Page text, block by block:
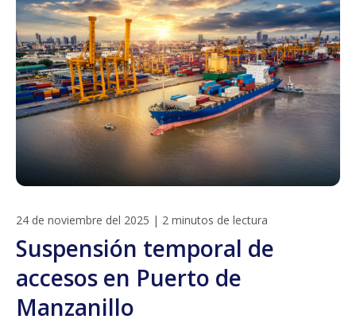
24 de noviembre del 2025 | 2 minutos de lectura
Suspensión temporal de
accesos en Puerto de
Manzanillo